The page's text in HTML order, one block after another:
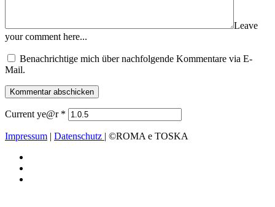
Leave
your comment here...
Benachrichtige mich über nachfolgende Kommentare via E-
Mail.
Current ye@r *
Impressum | Datenschutz | ©ROMA e TOSKA